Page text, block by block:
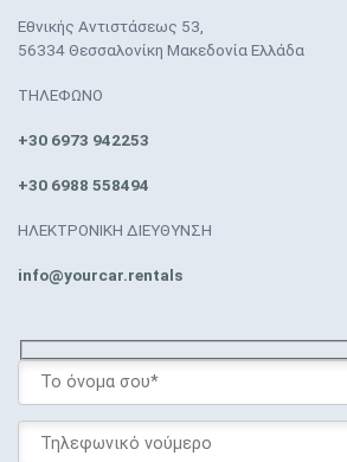
Εθνικής Αντιστάσεως 53,
56334 Θεσσαλονίκη Μακεδονία Ελλάδα
ΤΗΛΕΦΩΝΟ
+30 6973 942253
+30 6988 558494
ΗΛΕΚΤΡΟΝΙΚΗ ΔΙΕΥΘΥΝΣΗ
info@yourcar.rentals